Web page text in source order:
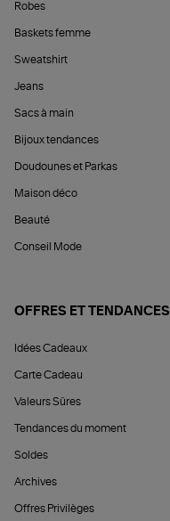
Robes
Baskets femme
Sweatshirt
Jeans
Sacs à main
Bijoux tendances
Doudounes et Parkas
Maison déco
Beauté
Conseil Mode
OFFRES ET TENDANCES
Idées Cadeaux
Carte Cadeau
Valeurs Sûres
Tendances du moment
Soldes
Archives
Offres Privilèges